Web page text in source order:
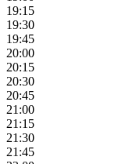
19:15
19:30
19:45
20:00
20:15
20:30
20:45
21:00
21:15
21:30
21:45